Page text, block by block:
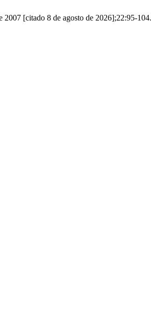
[citado 8 de agosto de 2026];22:95-